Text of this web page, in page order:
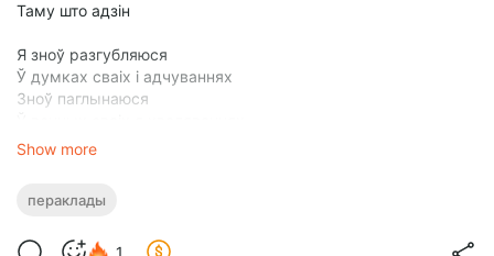
Таму што адзін
Я зноў разгубляюся
Ў думках сваіх і адчуваннях
Зноў паглынаюся
Show more
пераклады
1